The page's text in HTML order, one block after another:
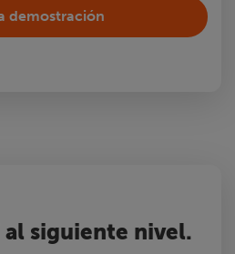
demostración
al siguiente nivel.